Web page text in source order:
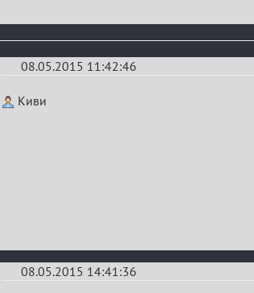
08.05.2015 11:42:46
Re:
Маф-
сити.
Киви
08.05.2015 14:41:36